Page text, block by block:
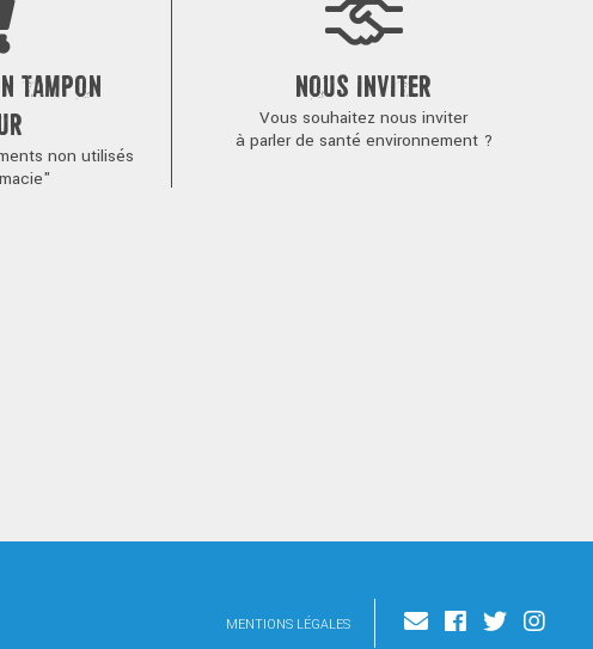
TAMPON
non utilisés
NOUS INVITER
Vous souhaitez nous inviter
à parler de santé environnement ?
MENTIONS LÉGALES